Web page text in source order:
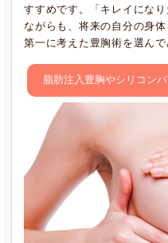
すすめです。「キレイにな
ながらも、将来の自分の身
第一に考えた豊胸術を選んで
脂肪注入豊胸やシリコン